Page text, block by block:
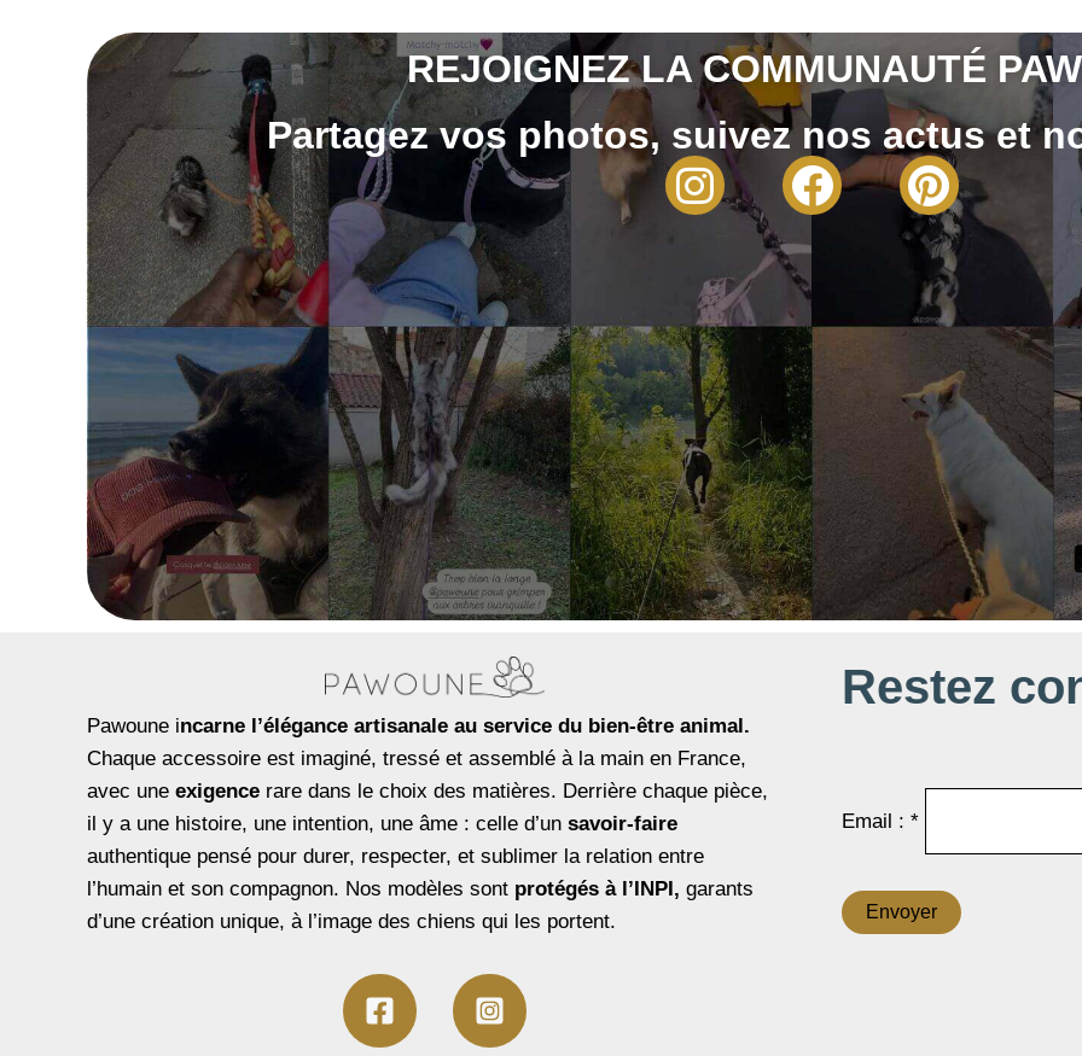
REJOIGNEZ LA COMMUNAUTÉ
Partagez vos photos, suivez nos actus et
Pawoune incarne l’élégance artisanale au service du bien-être animal.
Chaque accessoire est imaginé, tressé et assemblé à la main en France,
avec une exigence rare dans le choix des matières. Derrière chaque pièce,
il y a une histoire, une intention, une âme : celle d’un savoir-faire
authentique pensé pour durer, respecter, et sublimer la relation entre
l’humain et son compagnon. Nos modèles sont protégés à l’INPI, garants
d’une création unique, à l’image des chiens qui les portent.
Restez
Email : *